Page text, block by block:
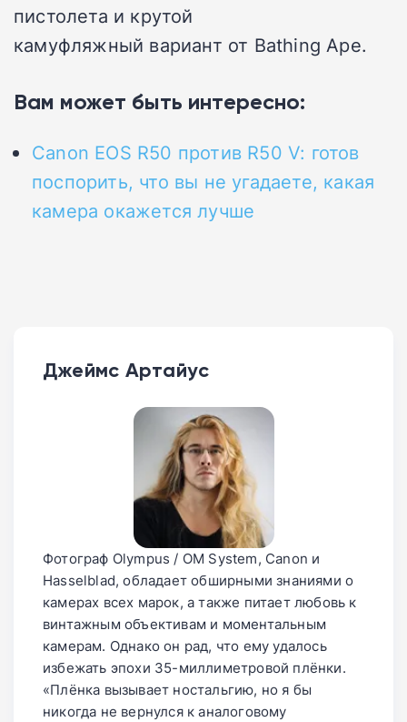
пистолета и крутой
камуфляжный вариант от Bathing Ape.
Вам может быть интересно:
Canon EOS R50 против R50 V: готов
поспорить, что вы не угадаете, какая
камера окажется лучше
Джеймс Артайус
Фотограф Olympus / OM System, Canon и
Hasselblad, обладает обширными знаниями о
камерах всех марок, а также питает любовь к
винтажным объективам и моментальным
камерам. Однако он рад, что ему удалось
избежать эпохи 35-миллиметровой плёнки.
«Плёнка вызывает ностальгию, но я бы
никогда не вернулся к аналоговому